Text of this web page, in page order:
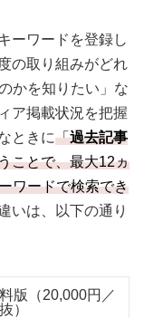
ーワードを登録し
の取り組みがどれ
かを知りたい」な
ア掲載状況を把握
ときに「過去記事
ことで、最大12ヵ
ワードで検索でき
いは、以下の通り
版（20,000円／
）